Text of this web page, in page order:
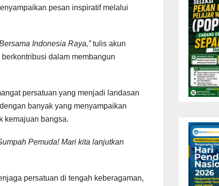
pesan inspiratif melalui
Indonesia Raya,”tulis akun
dalam membangun
persatuan yang menjadi landasan
banyak yang menyampaikan
kemajuan bangsa.
Pemuda! Mari kita lanjutkan
persatuan di tengah keberagaman,